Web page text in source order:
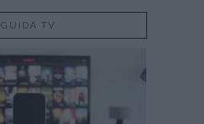
GUIDA TV